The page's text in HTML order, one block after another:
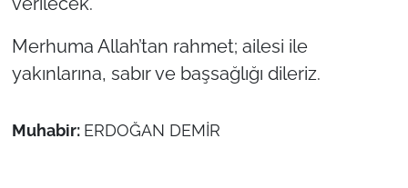
Merhuma Allah’tan rahmet; ailesi ile
yakınlarına, sabır ve başsağlığı dileriz.
Muhabir: ERDOĞAN DEMİR
TEKİRDAĞ
KIRKLARELİ